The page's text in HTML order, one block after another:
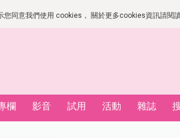
同意我們使用 cookies， 關於更多cookies資訊請閱
欄 影音 試用 活動 雜誌